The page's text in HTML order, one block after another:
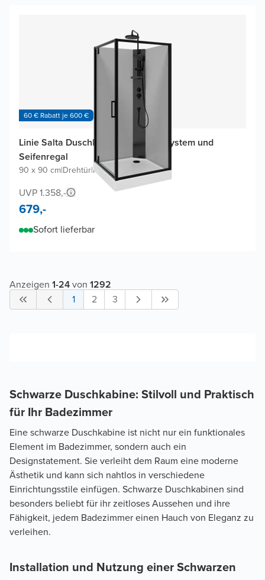
60 € Rabatt je 600 €
Linie Salta Duschkabine mit Duschsystem und
Seifenregal
90 x 90 cm|Drehtür|Profil Schwarz
UVP 1.358,-
679,-
Sofort lieferbar
Anzeigen 1-24von 1292
1
2 3
Schwarze Duschkabine: Stilvoll und Praktisch
für Ihr Badezimmer
Eine schwarze Duschkabine ist nicht nur ein funktionales
Element im Badezimmer, sondern auch ein
Designstatement. Sie verleiht dem Raum eine moderne
Ästhetik und kann sich nahtlos in verschiedene
Einrichtungsstile einfügen. Schwarze Duschkabinen sind
besonders beliebt für ihr zeitloses Aussehen und ihre
Fähigkeit, jedem Badezimmer einen Hauch von Eleganz zu
verleihen.
Installation und Nutzung einer Schwarzen